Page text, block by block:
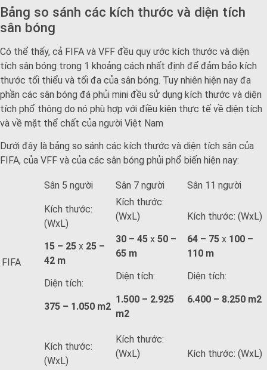
Bảng so sánh các kích thước và diện tích
sân bóng
Có thể thấy, cả FIFA và VFF đều quy ước kích thước và diện
tích sân bóng trong 1 khoảng cách nhất định để đảm bảo kích
thước tối thiểu và tối đa của sân bóng. Tuy nhiên hiện nay đa
phần các sân bóng đá phủi mini đều sử dụng kích thước và diện
tích phổ thông do nó phù hợp với điều kiện thực tế về diện tích
và về mặt thể chất của người Việt Nam
Dưới đây là bảng so sánh các kích thước và diện tích sân của
FIFA, của VFF và của các sân bóng phủi phổ biến hiện nay:
Sân 5 người Sân 7 người Sân 11 người
FIFA
Kích thước:
(WxL)
15 – 25 x 25 –
42 m
Diện tích:
375 – 1.050 m2
Kích thước:
(WxL)
30 – 45 x 50 –
65 m
Diện tích:
1.500 – 2.925
m2
Kích thước: (WxL)
64 – 75 x 100 –
110 m
Diện tích:
6.400 – 8.250 m2
Kích thước:
(WxL)
Kích thước:
(WxL)
Kích thước: (WxL)